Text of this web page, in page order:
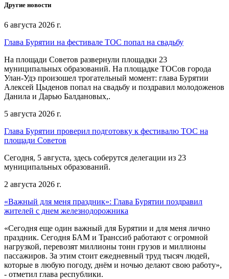
Другие новости
6 августа 2026 г.
Глава Бурятии на фестивале ТОС попал на свадьбу
На площади Советов развернули площадки 23
муниципальных образований. На площадке ТОСов города
Улан-Удэ произошел трогательный момент: глава Бурятии
Алексей Цыденов попал на свадьбу и поздравил молодоженов
Данила и Дарью Балдановых,.
5 августа 2026 г.
Глава Бурятии проверил подготовку к фестивалю ТОС на
площади Советов
Сегодня, 5 августа, здесь соберутся делегации из 23
муниципальных образований.
2 августа 2026 г.
«Важный для меня праздник»: Глава Бурятии поздравил
жителей с днем железнодорожника
«Сегодня еще один важный для Бурятии и для меня лично
праздник. Сегодня БАМ и Транссиб работают с огромной
нагрузкой, перевозят миллионы тонн грузов и миллионы
пассажиров. За этим стоит ежедневный труд тысяч людей,
которые в любую погоду, днём и ночью делают свою работу»,
- отметил глава республики.